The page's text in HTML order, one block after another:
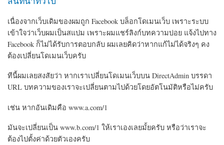
เนื่องจากเว็บเดิมของผมถูก Facebook บล็อกโดเมนเว็บ เพราะระบบ
เข้าใจว่าเว็บผมเป็นสแปม เพราะผมแชร์ลิงก์บทความบ่อย แจ้งไปทาง
Facebook ก็ไม่ได้รับการตอบกลับ ผมเลยคิดว่าหากแก้ไม่ได้จริงๆ คง
ต้องเปลี่ยนโดเมนเว็บครับ
ทีนี้ผมเลยสงสัยว่า หากเราเปลี่ยนโดเมนเว็บบน DirectAdmin บรรดา
URL บทความของเราจะเปลี่ยนตามไปด้วยโดยอัตโนมัติหรือไม่ครับ
เช่น หากอันเดิมคือ www.a.com/1
มันจะเปลี่ยนเป็น www.b.com/1 ให้เราเองเลยมั้ยครับ หรือว่าเราจะ
ต้องไปตั้งค่าด้วยตัวเองครับ